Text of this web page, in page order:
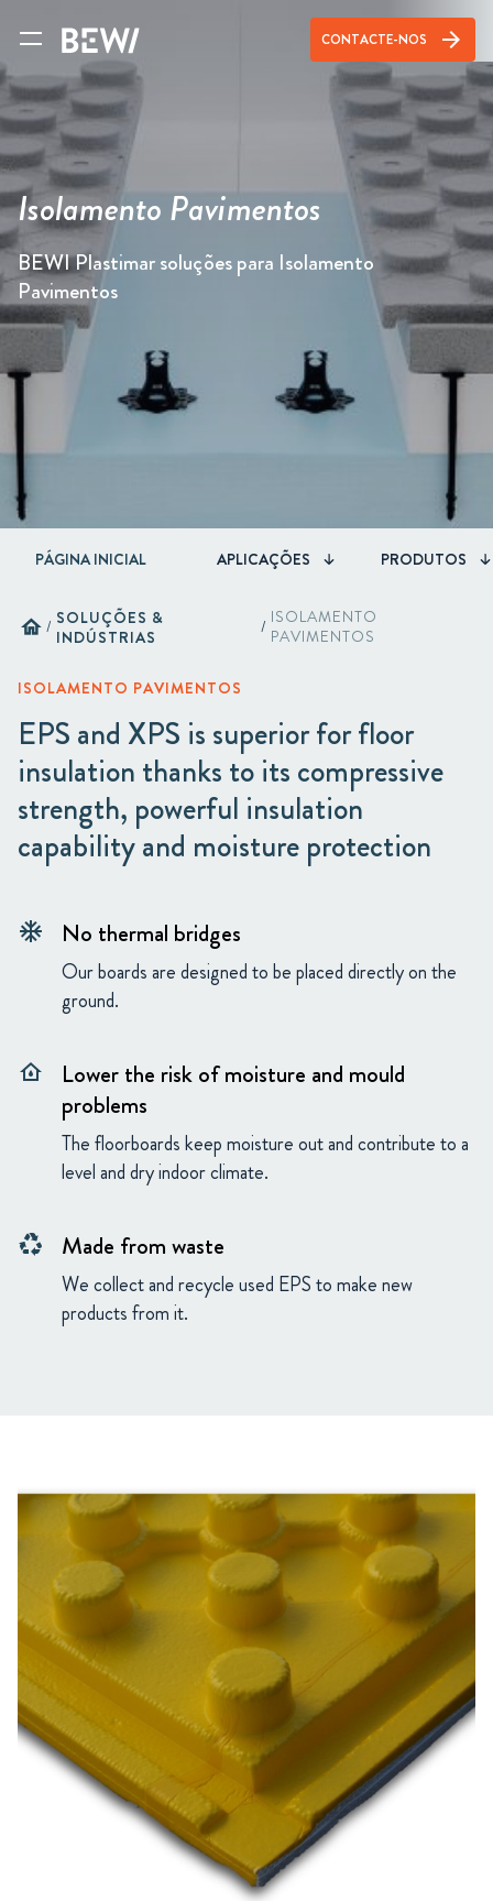
CONTACTE-NOS arrow_forward
Isolamento Pavimentos
BEWI Plastimar soluções para Isolamento
Pavimentos
PÁGINA INICIAL APLICAÇÕES PRODUTOS
home / SOLUÇÕES &
INDÚSTRIAS
/ ISOLAMENTO
PAVIMENTOS
ISOLAMENTO PAVIMENTOS
EPS and XPS is superior for floor
insulation thanks to its compressive
strength, powerful insulation
capability and moisture protection
ac_unit No thermal bridges
Our boards are designed to be placed directly on the
ground.
water_damage
Lower the risk of moisture and mould
problems
The floorboards keep moisture out and contribute to a
level and dry indoor climate.
recycling Made from waste
We collect and recycle used EPS to make new
products from it.